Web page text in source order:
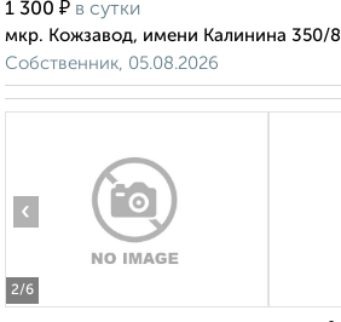
1 300 ₽ в сутки
мкр. Кожзавод, имени Калинина 350/8
Собственник, 05.08.2026
2/6
‹